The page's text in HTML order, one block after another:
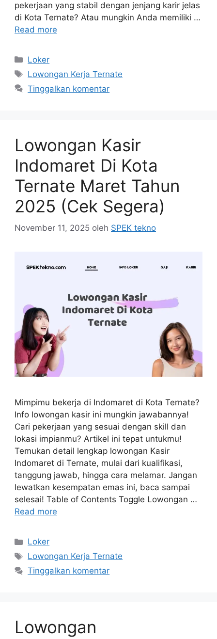
pekerjaan yang stabil dengan jenjang karir jelas
di Kota Ternate? Atau mungkin Anda memiliki …
Read more
Kategori
Loker
Tag
Lowongan Kerja Ternate
Tinggalkan komentar
Lowongan Kasir
Indomaret Di Kota
Ternate Maret Tahun
2025 (Cek Segera)
November 11, 2025 oleh SPEK tekno
Mimpimu bekerja di Indomaret di Kota Ternate?
Info lowongan kasir ini mungkin jawabannya!
Cari pekerjaan yang sesuai dengan skill dan
lokasi impianmu? Artikel ini tepat untukmu!
Temukan detail lengkap lowongan Kasir
Indomaret di Ternate, mulai dari kualifikasi,
tanggung jawab, hingga cara melamar. Jangan
lewatkan kesempatan emas ini, baca sampai
selesai! Table of Contents Toggle Lowongan …
Read more
Kategori
Loker
Tag
Lowongan Kerja Ternate
Tinggalkan komentar
Lowongan